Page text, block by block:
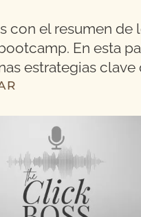
con el resumen de
En esta
estrategias clave